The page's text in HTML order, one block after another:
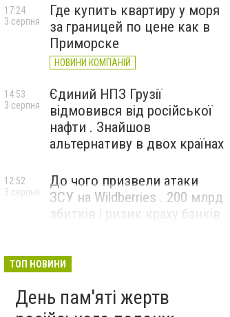
Где купить квартиру у моря
за границей по цене как в
Приморске
НОВИНИ КОМПАНІЙ
17:24
3 серпня
Єдиний НПЗ Грузії
відмовився від російської
нафти . Знайшов
альтернативу в двох країнах
14:53
3 серпня
До чого призвели атаки
ЗСУ на Wildberries . 200 млрд
збитків і ризик краху банків
12:52
3 серпня
ТОП НОВИНИ
День пам'яті жертв